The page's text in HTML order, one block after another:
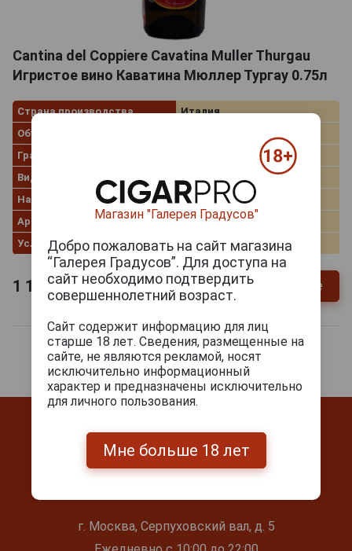
Cantina del Coppiere Cavatina Muller Thurgau
Игристое вино Каватина Мюллер Тургау 0.75л
Страна производства
Италия
Объём
Градус
Вид вина
Наименование
Spumante
Артикул
37993
Условия продаж
Только самовывоз
1 170руб. Уточнить цену и наличие
г. Москва, Серпуховский вал, д. 5
Магазин "Галерея Градусов"
Добро пожаловать на сайт магазина
“Галерея Градусов”. Для доступа на
сайт необходимо подтвердить
совершеннолетний возраст.
Сайт содержит информацию для лиц
старше 18 лет. Сведения, размещенные на
сайте, не являются рекламой, носят
исключительно информационный
характер и предназначены исключительно
для личного пользования.
Мне больше 18 лет